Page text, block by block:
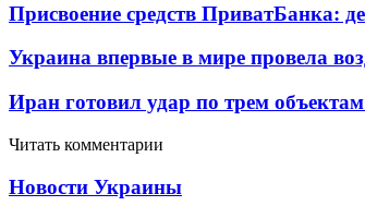
Присвоение средств ПриватБанка:
Украина впервые в мире провела
Иран готовил удар по трем
Читать комментарии
Новости Украины